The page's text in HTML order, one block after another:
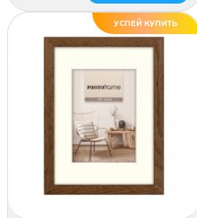
УСПЕЙ КУПИТЬ